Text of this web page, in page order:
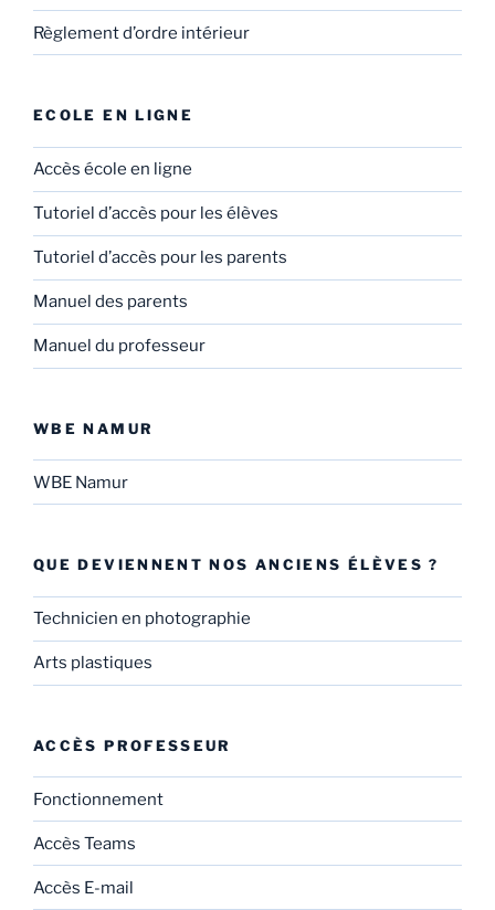
Règlement d’ordre intérieur
ECOLE EN LIGNE
Accès école en ligne
Tutoriel d’accès pour les élèves
Tutoriel d’accès pour les parents
Manuel des parents
Manuel du professeur
WBE NAMUR
WBE Namur
QUE DEVIENNENT NOS ANCIENS ÉLÈVES ?
Technicien en photographie
Arts plastiques
ACCÈS PROFESSEUR
Fonctionnement
Accès Teams
Accès E-mail